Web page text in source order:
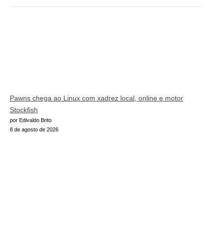
Pawns chega ao Linux com xadrez local, online e motor
Stockfish
por Edivaldo Brito
8 de agosto de 2026